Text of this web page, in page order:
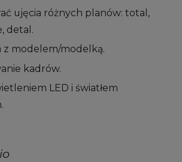
ujęcia różnych planów: total,
detal.
z modelem/modelką.
kadrów.
LED i światłem